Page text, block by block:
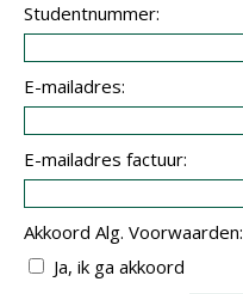
Studentnummer:
E-mailadres:
E-mailadres factuur:
Akkoord Alg. Voorwaarden:
Ja, ik ga akkoord